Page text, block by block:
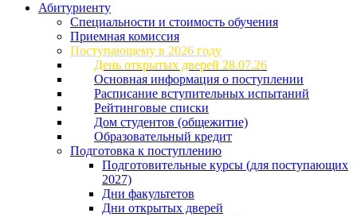
Абитуриенту
Специальности и стоимость обучения
Приемная комиссия
Поступающему в 2026 году
День открытых дверей 28.07.26
Основная информация о поступлении
Расписание вступительных испытаний
Рейтинговые списки
Дом студентов (общежитие)
Образовательный кредит
Подготовка к поступлению
Подготовительные курсы (для поступающих
2027)
Дни факультетов
Дни открытых дверей